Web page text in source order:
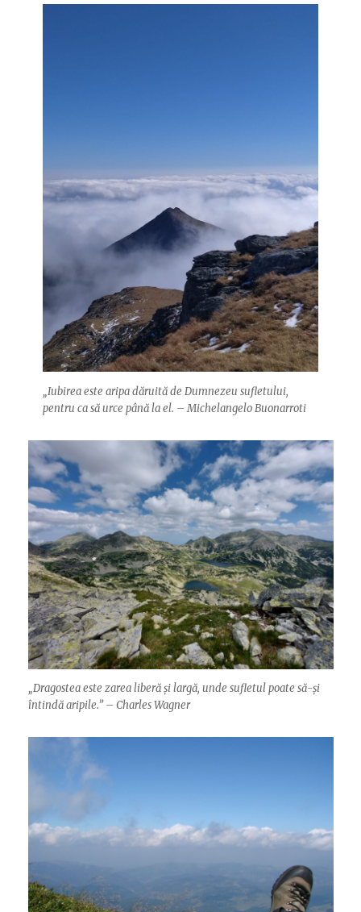
„Iubirea este aripa dăruită de Dumnezeu sufletului,
pentru ca să urce până la el. – Michelangelo Buonarroti
„Dragostea este zarea liberă și largă, unde sufletul poate să-și
întindă aripile.” – Charles Wagner